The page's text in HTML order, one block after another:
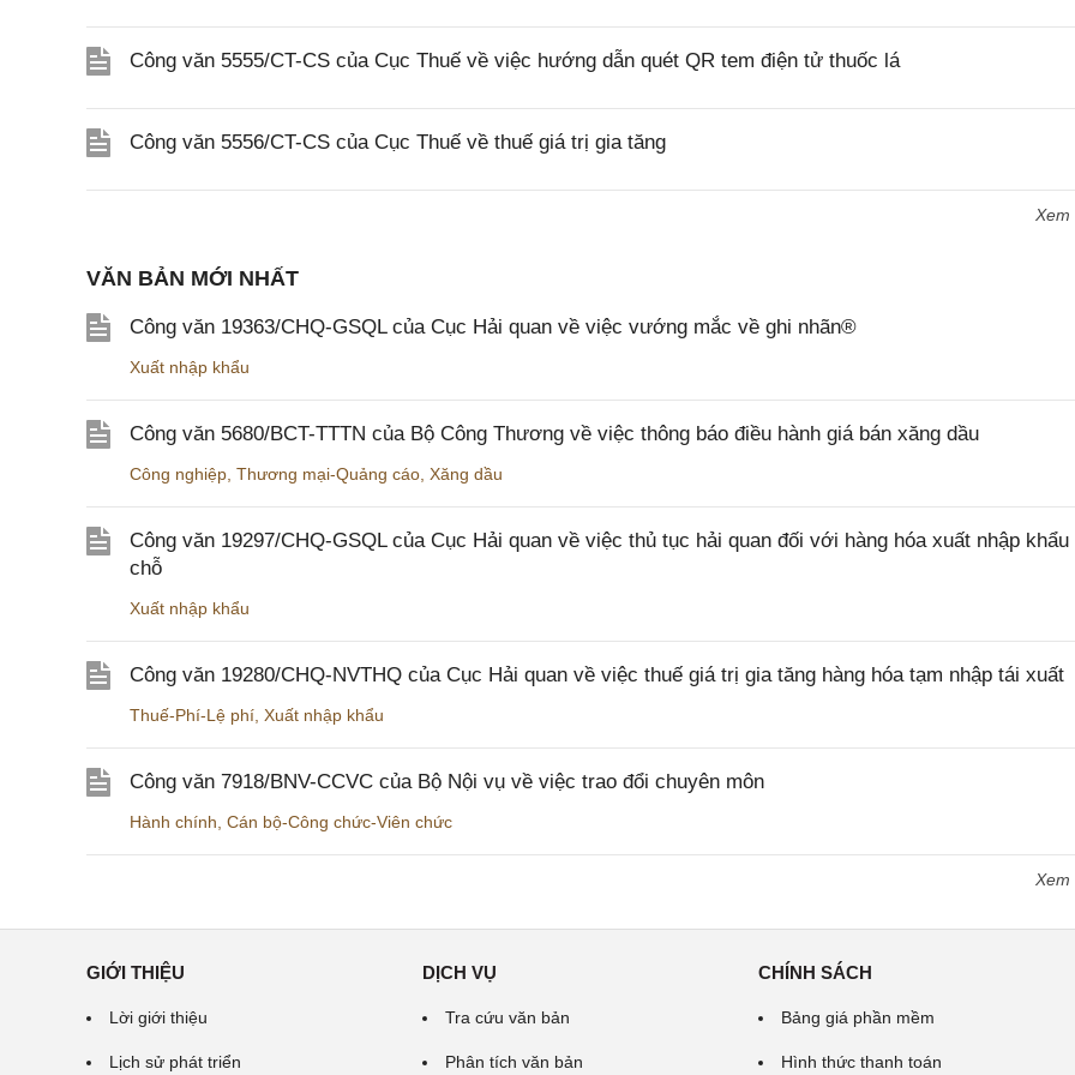
Công văn 5555/CT-CS của Cục Thuế về việc hướng dẫn quét QR tem điện tử thuốc lá
Công văn 5556/CT-CS của Cục Thuế về thuế giá trị gia tăng
VĂN BẢN MỚI NHẤT
Công văn 19363/CHQ-GSQL của Cục Hải quan về việc vướng mắc về ghi nhãn®
Xuất nhập khẩu
Công văn 5680/BCT-TTTN của Bộ Công Thương về việc thông báo điều hành giá bán xăng dầu
Công nghiệp Thương mại-Quảng cáo Xăng dầu
Công văn 19297/CHQ-GSQL của Cục Hải quan về việc thủ tục hải quan đối với hàng hóa xuất nhập khẩu
chỗ
Xuất nhập khẩu
Công văn 19280/CHQ-NVTHQ của Cục Hải quan về việc thuế giá trị gia tăng hàng hóa tạm nhập tái xuất
Thuế-Phí-Lệ phí Xuất nhập khẩu
Công văn 7918/BNV-CCVC của Bộ Nội vụ về việc trao đổi chuyên môn
Hành chính Cán bộ-Công chức-Viên chức
GIỚI THIỆU
Lời giới thiệu
Lịch sử phát triển
DỊCH VỤ
Tra cứu văn bản
Phân tích văn bản
CHÍNH SÁCH
Bảng giá phần mềm
Hình thức thanh toán